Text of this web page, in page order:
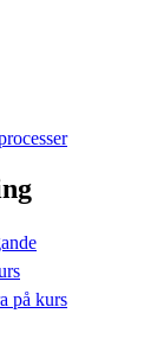
på kurs